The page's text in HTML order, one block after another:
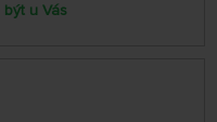
být u Vás